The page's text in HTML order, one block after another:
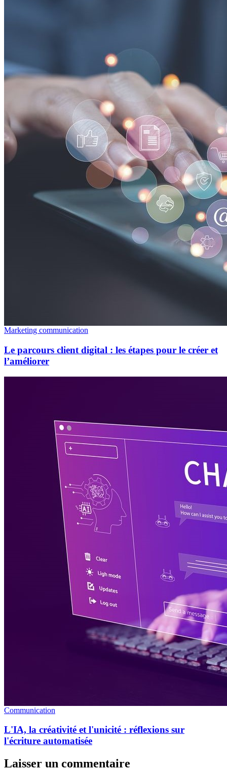
Marketing communication
Le parcours client digital : les étapes pour le créer et
l’améliorer
Communication
L'IA, la créativité et l'unicité : réflexions sur
l'écriture automatisée
Laisser un commentaire